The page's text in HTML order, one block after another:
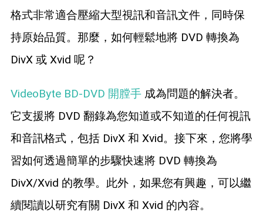
格式非常適合壓縮大型視訊和音訊文件，同時保
持原始品質。那麼，如何輕鬆地將 DVD 轉換為
DivX 或 Xvid 呢？
VideoByte BD-DVD 開膛手成為問題的解決者。
它支援將 DVD 翻錄為您知道或不知道的任何視訊
和音訊格式，包括 DivX 和 Xvid。接下來，您將學
習如何透過簡單的步驟快速將 DVD 轉換為
DivX/Xvid 的教學。此外，如果您有興趣，可以繼
續閱讀以研究有關 DivX 和 Xvid 的內容。